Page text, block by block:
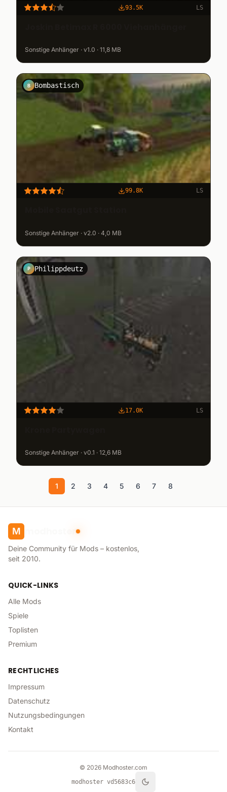
93.5K LS
Sonstige Anhänger · v1.0 · 11,8 MB
B Bombastisch
99.8K LS
Sonstige Anhänger · v2.0 · 4,0 MB
P Philippdeutz
17.0K LS
Sonstige Anhänger · v0.1 · 12,6 MB
1 2 3 4 5 6 7 8
M modhoster
Deine Community für Mods – kostenlos,
seit 2010.
QUICK-LINKS
Alle Mods
Spiele
Toplisten
Premium
RECHTLICHES
Impressum
Datenschutz
Nutzungsbedingungen
Kontakt
© 2026 Modhoster.com
modhoster vd5683c6 Toggle theme